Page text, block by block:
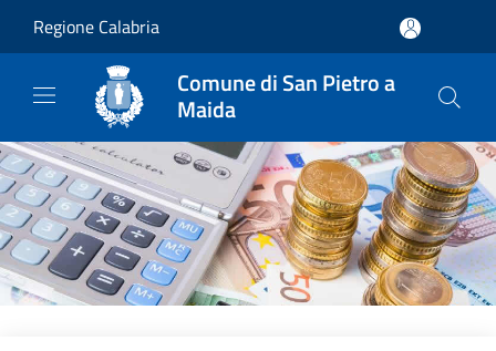
Regione Calabria
Comune di San Pietro a
Maida